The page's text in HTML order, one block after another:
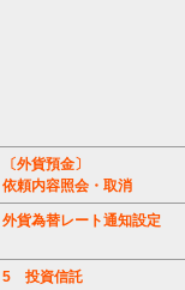
〔外貨預金〕
依頼内容照会・取消
外貨為替レート通知設定
5 投資信託